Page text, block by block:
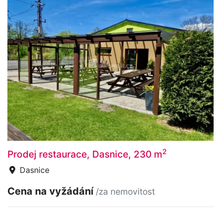
Prodej restaurace, Dasnice, 230 m2
Dasnice
Cena na vyžádání /za nemovitost